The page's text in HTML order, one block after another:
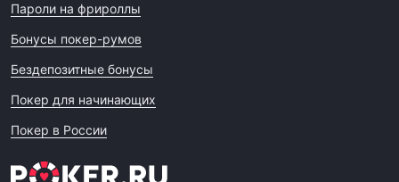
Пароли на фрироллы
Бонусы покер-румов
Бездепозитные бонусы
Покер для начинающих
Покер в России